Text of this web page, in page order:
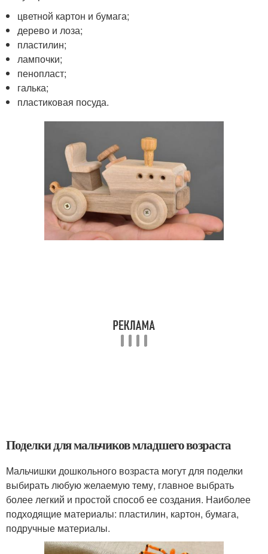
цветной картон и бумага;
дерево и лоза;
пластилин;
лампочки;
пенопласт;
галька;
пластиковая посуда.
Поделки для мальчиков младшего возраста
Мальчишки дошкольного возраста могут для поделки
выбирать любую желаемую тему, главное выбрать
более легкий и простой способ ее создания. Наиболее
подходящие материалы: пластилин, картон, бумага,
подручные материалы.